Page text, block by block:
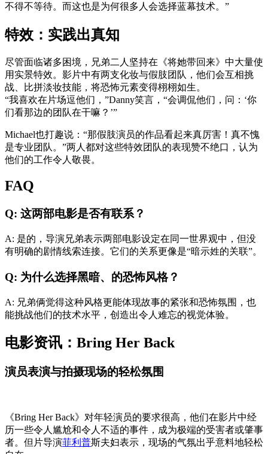
不得不等待。而这也是为何很多人会选择蓝幕技术。”
特效：实践出真知
尽管面临诸多困境，兄弟二人坚持在《将她带回来》中大量使
用实景特效。影片中有两支化妆与假肢团队，他们会互相挑
战、比拼淡妆技能，将恐怖元素变得栩栩如生。
“我喜欢在片场逗他们，”Danny笑言，“会调侃他们，问：‘你
们看那边的团队在干嘛？’”
Michael也打趣说：“那假肢演员的作品看起来真厉害！真不愧
是专业团队。”两人都对这些特效团队的表现赞不绝口，认为
他们的工作令人敬畏。
FAQ
Q: 这两部电影是否有联系？
A: 是的，导演兄弟表示两部电影设定在同一世界观中，但没
有明确的剧情线索连接。它们的关系更像是“暗示姓的关联”。
Q: 为什么选择黑暗、的恐怖风格？
A: 兄弟俩觉得这种风格更能体现故事的紧张和恐怖氛围，也
能挑战他们的技术水平，创造出令人难忘的视觉体验。
电影资讯：Bring Her Back
演员表演与拍摄现场的轻松氛围
《Bring Her Back》对年轻演员的要求很高，他们在影片中经
历一些令人尴尬和令人不适的事件，成为极端的受害者或肇事
者。但片导演菲利普斯夫妇表示，现场的气氛出乎意料地轻松